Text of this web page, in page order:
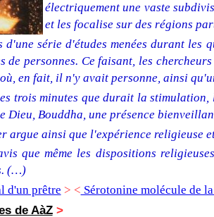
électriquement une vaste
et les focalise sur des régions
d'une série d'études menées durant les
de personnes. Ce faisant, les
en fait, il n'y avait personne, ainsi
trois minutes que durait la
Dieu, Bouddha, une présence
argue ainsi que l'expérience religieuse
que même les dispositions
(…)
d'un prêtre > < Sérotonine molécule de
de AàZ >